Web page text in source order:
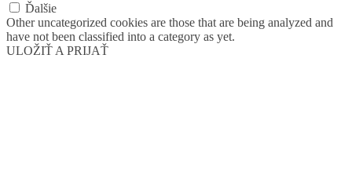
Ďalšie
Other uncategorized cookies are those that are being analyzed and
have not been classified into a category as yet.
ULOŽIŤ A PRIJAŤ